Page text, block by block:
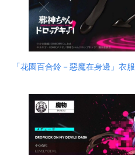
「花園百合鈴－惡魔在身邊」衣